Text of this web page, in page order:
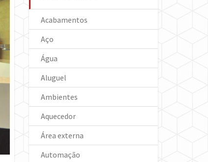
Acabamentos
Aço
Água
Aluguel
Ambientes
Aquecedor
Área externa
Automação